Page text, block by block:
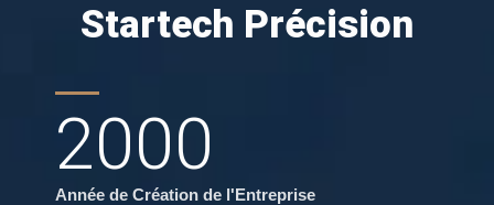
Startech Précision
2000
Année de Création de l'Entreprise